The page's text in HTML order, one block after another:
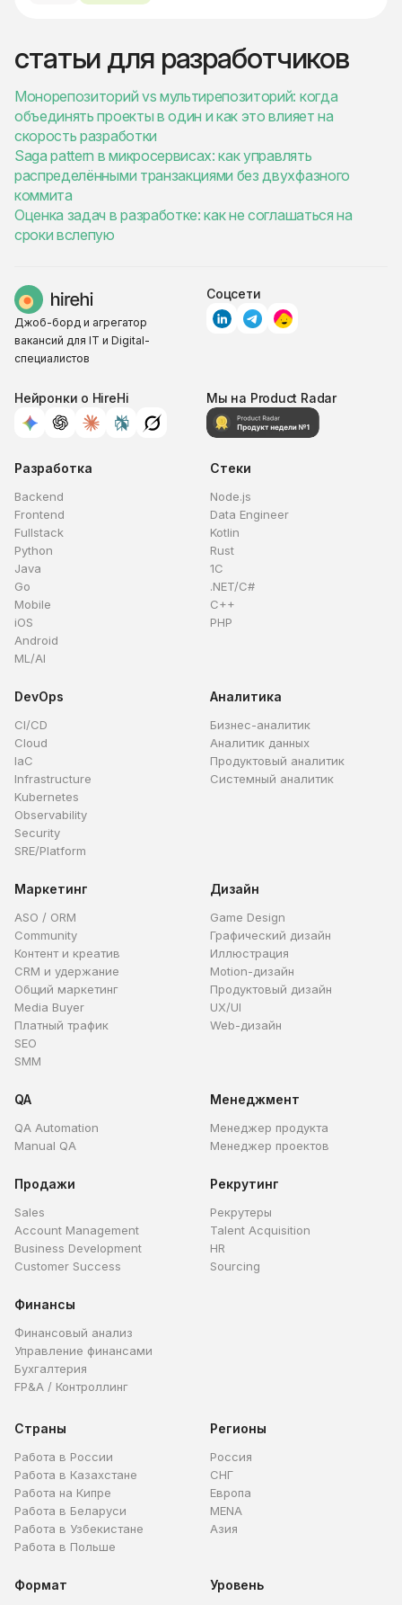
статьи для разработчиков
Монорепозиторий vs мультирепозиторий: когда
объединять проекты в один и как это влияет на
скорость разработки
Saga pattern в микросервисах: как управлять
распределёнными транзакциями без двухфазного
коммита
Оценка задач в разработке: как не соглашаться на
сроки вслепую
Джоб-борд и агрегатор
вакансий для IT и Digital-
специалистов
Соцсети
Нейронки о HireHi Мы на Product Radar
Разработка
Backend
Frontend
Fullstack
Python
Java
Go
Mobile
iOS
Android
ML/AI
Стеки
Node.js
Data Engineer
Kotlin
Rust
1C
.NET/C#
C++
PHP
DevOps
CI/CD
Cloud
IaC
Infrastructure
Kubernetes
Observability
Security
SRE/Platform
Аналитика
Бизнес-аналитик
Аналитик данных
Продуктовый аналитик
Системный аналитик
Маркетинг
ASO / ORM
Community
Контент и креатив
CRM и удержание
Общий маркетинг
Media Buyer
Платный трафик
SEO
SMM
Дизайн
Game Design
Графический дизайн
Иллюстрация
Motion-дизайн
Продуктовый дизайн
UX/UI
Web-дизайн
QA
QA Automation
Manual QA
Менеджмент
Менеджер продукта
Менеджер проектов
Продажи
Sales
Account Management
Business Development
Customer Success
Рекрутинг
Рекрутеры
Talent Acquisition
HR
Sourcing
Финансы
Финансовый анализ
Управление финансами
Бухгалтерия
FP&A / Контроллинг
Страны
Работа в России
Работа в Казахстане
Работа на Кипре
Работа в Беларуси
Работа в Узбекистане
Работа в Польше
Регионы
Россия
СНГ
Европа
MENA
Азия
Формат Уровень